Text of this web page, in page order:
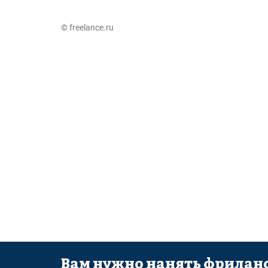
© freelance.ru
Вам нужно нанять